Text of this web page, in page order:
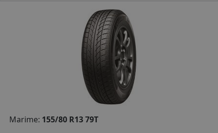
CAUTARE DUPA
DIMENSIUNI
PRODUCATORI ANVELOPE
MARCA AUTO
B2B - COLABORARE COMPANII
COS (0 PRODUSE
Marime: 155/80 R13 79T